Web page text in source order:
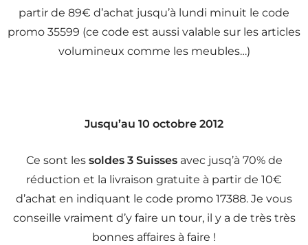
partir de 89€ d’achat jusqu’à lundi minuit le code
promo 35599 (ce code est aussi valable sur les articles
volumineux comme les meubles…)
Jusqu’au 10 octobre 2012
Ce sont les soldes 3 Suissesavec jusq’à 70% de
réduction et la livraison gratuite à partir de 10€
d’achat en indiquant le code promo 17388. Je vous
conseille vraiment d’y faire un tour, il y a de très très
bonnes affaires à faire !